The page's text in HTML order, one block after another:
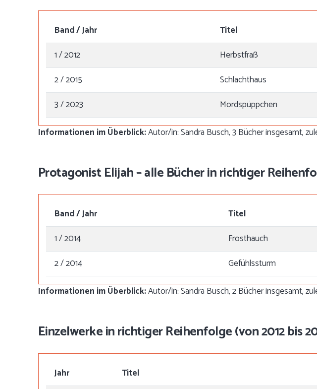
Band / Jahr Titel
1 / 2012
Herbstfraß
2 / 2015
Schlachthaus
3 / 2023
Mordspüppchen
Informationen im Überblick:Autor/in: Sandra Busch, 3 Bücher insgesamt,
Protagonist Elijah – alle Bücher in richtiger
Band / Jahr Titel
1 / 2014
Frosthauch
2 / 2014
Gefühlssturm
Informationen im Überblick:Autor/in: Sandra Busch, 2 Bücher insgesamt,
Einzelwerke in richtiger Reihenfolge (von 2012 bis
Jahr Titel